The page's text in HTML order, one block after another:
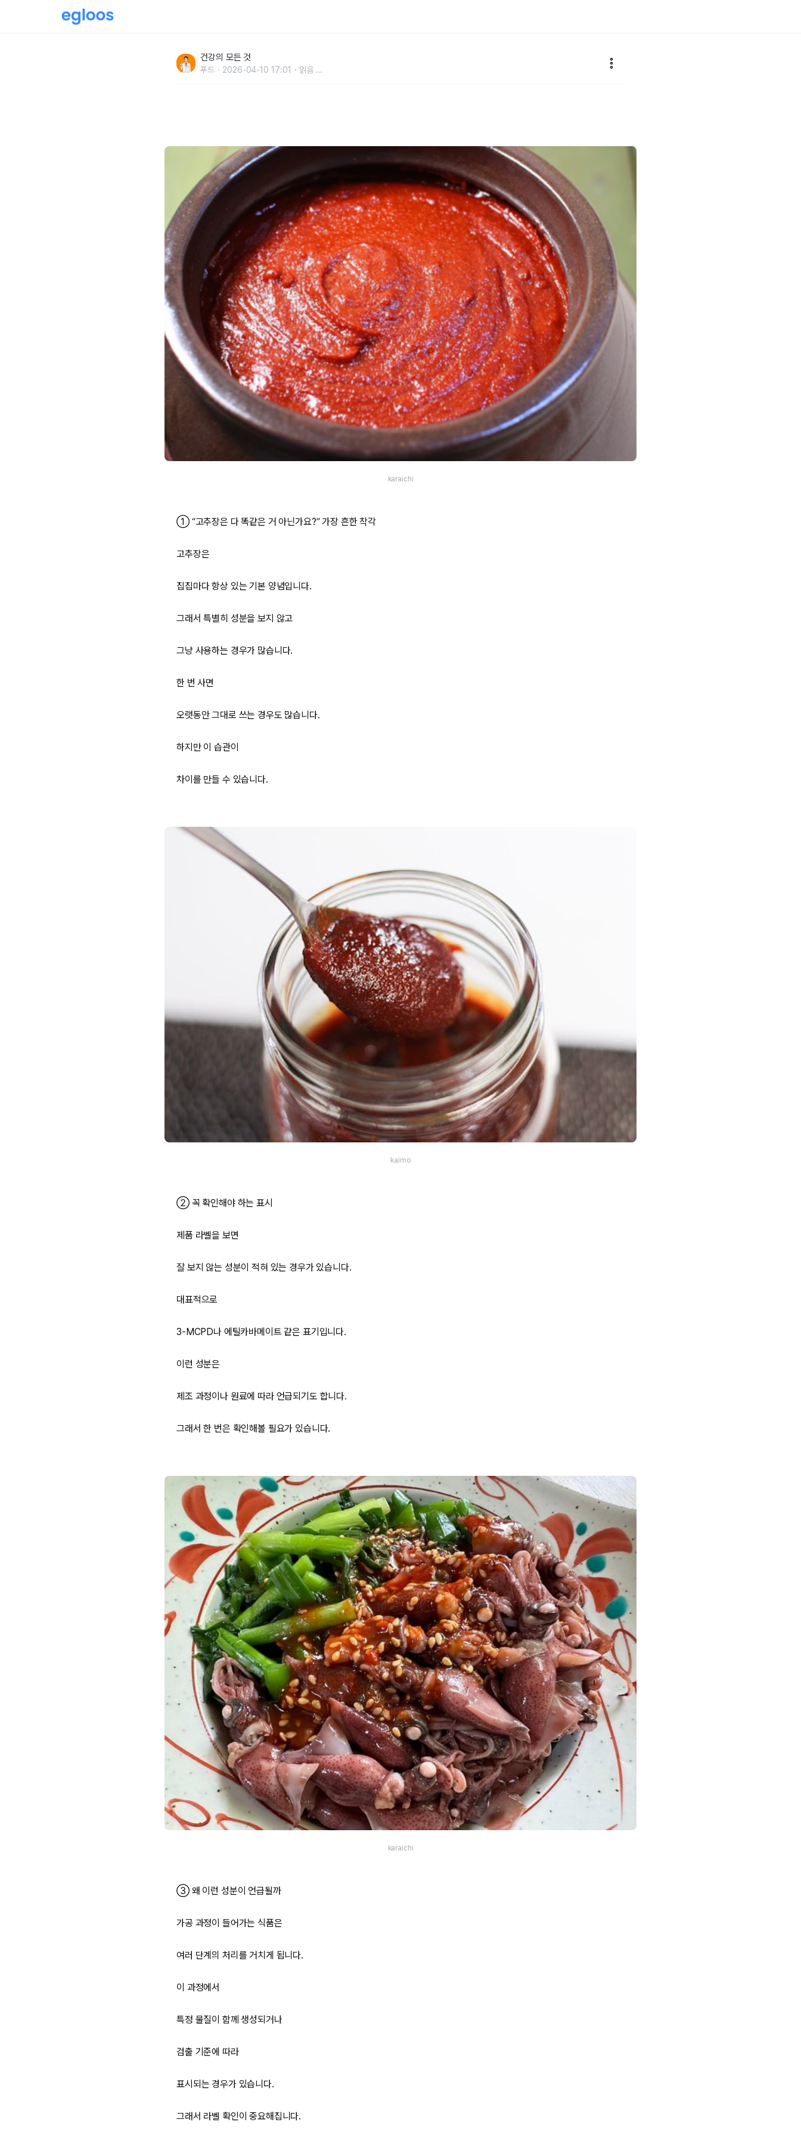
건강의 모든 것
푸드 2026-04-10 17:01 읽음 ...
karaichi
① “고추장은 다 똑같은 거 아닌가요?” 가장 흔한 착각
고추장은
집집마다 항상 있는 기본 양념입니다.
그래서 특별히 성분을 보지 않고
그냥 사용하는 경우가 많습니다.
한 번 사면
오랫동안 그대로 쓰는 경우도 많습니다.
하지만 이 습관이
차이를 만들 수 있습니다.
kaimo
② 꼭 확인해야 하는 표시
제품 라벨을 보면
잘 보지 않는 성분이 적혀 있는 경우가 있습니다.
대표적으로
3-MCPD나 에틸카바메이트 같은 표기입니다.
이런 성분은
제조 과정이나 원료에 따라 언급되기도 합니다.
그래서 한 번은 확인해볼 필요가 있습니다.
karaichi
③ 왜 이런 성분이 언급될까
가공 과정이 들어가는 식품은
여러 단계의 처리를 거치게 됩니다.
이 과정에서
특정 물질이 함께 생성되거나
검출 기준에 따라
표시되는 경우가 있습니다.
그래서 라벨 확인이 중요해집니다.